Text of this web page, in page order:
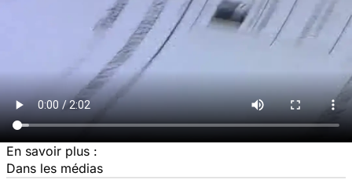
En savoir plus :
Dans les médias